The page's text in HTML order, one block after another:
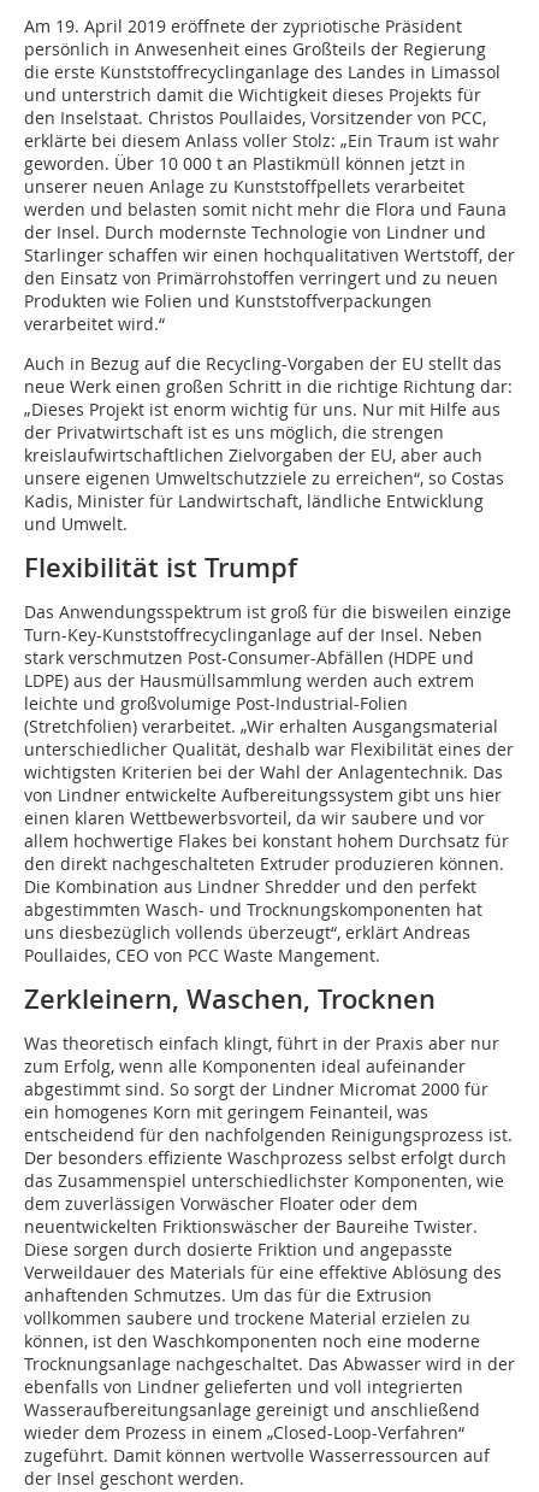
Am 19. April 2019 eröffnete der zypriotische Präsident
persönlich in Anwesenheit eines Großteils der Regierung
die erste Kunststoffrecyclinganlage des Landes in Limassol
und unterstrich damit die Wichtigkeit dieses Projekts für
den Inselstaat. Christos Poullaides, Vorsitzender von PCC,
erklärte bei diesem Anlass voller Stolz: „Ein Traum ist wahr
geworden. Über 10 000 t an Plastikmüll können jetzt in
unserer neuen Anlage zu Kunststoffpellets verarbeitet
werden und belasten somit nicht mehr die Flora und Fauna
der Insel. Durch modernste Technologie von Lindner und
Starlinger schaffen wir einen hochqualitativen Wertstoff, der
den Einsatz von Primärrohstoffen verringert und zu neuen
Produkten wie Folien und Kunststoffverpackungen
verarbeitet wird.“
Auch in Bezug auf die Recycling-Vorgaben der EU stellt das
neue Werk einen großen Schritt in die richtige Richtung dar:
„Dieses Projekt ist enorm wichtig für uns. Nur mit Hilfe aus
der Privatwirtschaft ist es uns möglich, die strengen
kreislaufwirtschaftlichen Zielvorgaben der EU, aber auch
unsere eigenen Umweltschutzziele zu erreichen“, so Costas
Kadis, Minister für Landwirtschaft, ländliche Entwicklung
und Umwelt.
Flexibilität ist Trumpf
Das Anwendungsspektrum ist groß für die bisweilen einzige
Turn-Key-Kunststoffrecyclinganlage auf der Insel. Neben
stark verschmutzen Post-Consumer-Abfällen (HDPE und
LDPE) aus der Hausmüllsammlung werden auch extrem
leichte und großvolumige Post-Industrial-Folien
(Stretchfolien) verarbeitet. „Wir erhalten Ausgangsmaterial
unterschiedlicher Qualität, deshalb war Flexibilität eines der
wichtigsten Kriterien bei der Wahl der Anlagentechnik. Das
von Lindner entwickelte Aufbereitungssystem gibt uns hier
einen klaren Wettbewerbsvorteil, da wir saubere und vor
allem hochwertige Flakes bei konstant hohem Durchsatz für
den direkt nachgeschalteten Extruder produzieren können.
Die Kombination aus Lindner Shredder und den perfekt
abgestimmten Wasch- und Trocknungskomponenten hat
uns diesbezüglich vollends überzeugt“, erklärt Andreas
Poullaides, CEO von PCC Waste Mangement.
Zerkleinern, Waschen, Trocknen
Was theoretisch einfach klingt, führt in der Praxis aber nur
zum Erfolg, wenn alle Komponenten ideal aufeinander
abgestimmt sind. So sorgt der Lindner Micromat 2000 für
ein homogenes Korn mit geringem Feinanteil, was
entscheidend für den nachfolgenden Reinigungsprozess ist.
Der besonders effiziente Waschprozess selbst erfolgt durch
das Zusammenspiel unterschiedlichster Komponenten, wie
dem zuverlässigen Vorwäscher Floater oder dem
neuentwickelten Friktionswäscher der Baureihe Twister.
Diese sorgen durch dosierte Friktion und angepasste
Verweildauer des Materials für eine effektive Ablösung des
anhaftenden Schmutzes. Um das für die Extrusion
vollkommen saubere und trockene Material erzielen zu
können, ist den Waschkomponenten noch eine moderne
Trocknungsanlage nachgeschaltet. Das Abwasser wird in der
ebenfalls von Lindner gelieferten und voll integrierten
Wasseraufbereitungsanlage gereinigt und anschließend
wieder dem Prozess in einem „Closed-Loop-Verfahren“
zugeführt. Damit können wertvolle Wasserressourcen auf
der Insel geschont werden.